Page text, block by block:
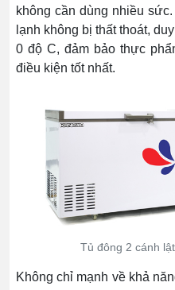
không cần dùng nhiều
lạnh không bị thất thoát,
0 độ C, đảm bảo thực
điều kiện tốt nhất.
Tủ đông 2 cánh
Không chỉ mạnh về khả